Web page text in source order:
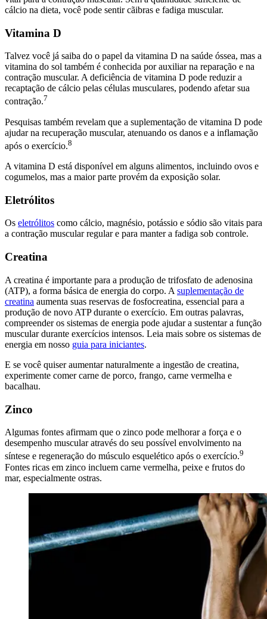
cálcio na dieta, você pode sentir cãibras e fadiga muscular.
Vitamina D
Talvez você já saiba do o papel da vitamina D na saúde óssea, mas a
vitamina do sol também é conhecida por auxiliar na reparação e na
contração muscular. A deficiência de vitamina D pode reduzir a
recaptação de cálcio pelas células musculares, podendo afetar sua
contração.7
Pesquisas também revelam que a suplementação de vitamina D pode
ajudar na recuperação muscular, atenuando os danos e a inflamação
após o exercício.8
A vitamina D está disponível em alguns alimentos, incluindo ovos e
cogumelos, mas a maior parte provém da exposição solar.
Eletrólitos
Os eletrólitos como cálcio, magnésio, potássio e sódio são vitais para
a contração muscular regular e para manter a fadiga sob controle.
Creatina
A creatina é importante para a produção de trifosfato de adenosina
(ATP), a forma básica de energia do corpo. A suplementação de
creatina aumenta suas reservas de fosfocreatina, essencial para a
produção de novo ATP durante o exercício. Em outras palavras,
compreender os sistemas de energia pode ajudar a sustentar a função
muscular durante exercícios intensos. Leia mais sobre os sistemas de
energia em nosso guia para iniciantes.
E se você quiser aumentar naturalmente a ingestão de creatina,
experimente comer carne de porco, frango, carne vermelha e
bacalhau.
Zinco
Algumas fontes afirmam que o zinco pode melhorar a força e o
desempenho muscular através do seu possível envolvimento na
síntese e regeneração do músculo esquelético após o exercício.9
Fontes ricas em zinco incluem carne vermelha, peixe e frutos do
mar, especialmente ostras.